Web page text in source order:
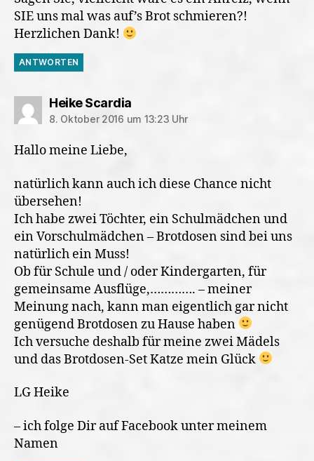
SIE uns mal was auf’s Brot schmieren?!
Herzlichen Dank!
ANTWORTEN
Heike Scardiasagt:
8. Oktober 2016 um 13:23 Uhr
Hallo meine Liebe,
natürlich kann auch ich diese Chance nicht
übersehen!
Ich habe zwei Töchter, ein Schulmädchen und
ein Vorschulmädchen – Brotdosen sind bei uns
natürlich ein Muss!
Ob für Schule und / oder Kindergarten, für
gemeinsame Ausflüge,…………. – meiner
Meinung nach, kann man eigentlich gar nicht
genügend Brotdosen zu Hause haben
Ich versuche deshalb für meine zwei Mädels
und das Brotdosen-Set Katze mein Glück
LG Heike
– ich folge Dir auf Facebook unter meinem
Namen